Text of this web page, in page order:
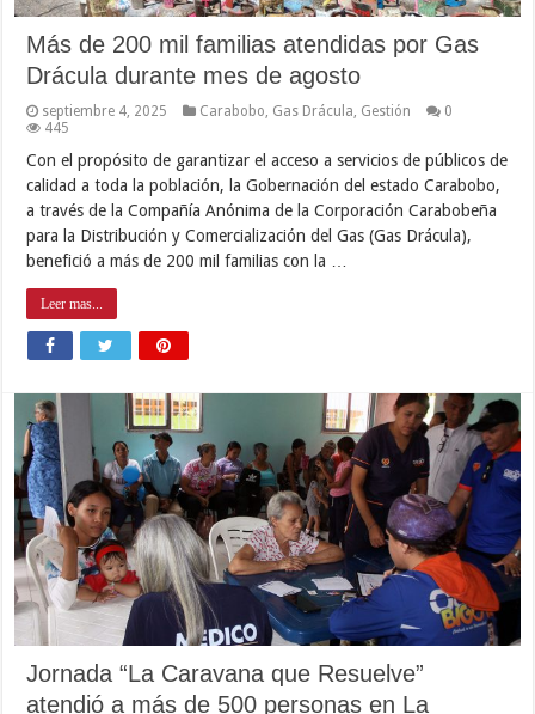
Más de 200 mil familias atendidas por Gas
Drácula durante mes de agosto
septiembre 4, 2025 Carabobo Gas Drácula Gestión
0
445
Con el propósito de garantizar el acceso a servicios de públicos de
calidad a toda la población, la Gobernación del estado Carabobo,
a través de la Compañía Anónima de la Corporación Carabobeña
para la Distribución y Comercialización del Gas (Gas Drácula),
benefició a más de 200 mil familias con la …
Leer mas...
Jornada “La Caravana que Resuelve”
atendió a más de 500 personas en La